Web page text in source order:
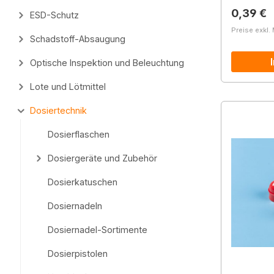
ESD-Schutz
Schadstoff-Absaugung
Optische Inspektion und Beleuchtung
Lote und Lötmittel
Dosiertechnik
Dosierflaschen
Dosiergeräte und Zubehör
Dosierkatuschen
Dosiernadeln
Dosiernadel-Sortimente
Dosierpistolen
0,39 €
Preise exkl.